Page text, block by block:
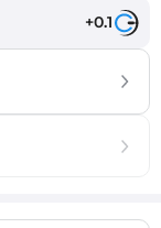
+0.1